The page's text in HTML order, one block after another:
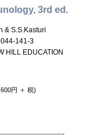
3rd ed.
& S.S.Kasturi
141-3
HILL EDUCATION
円 ＋ 税)